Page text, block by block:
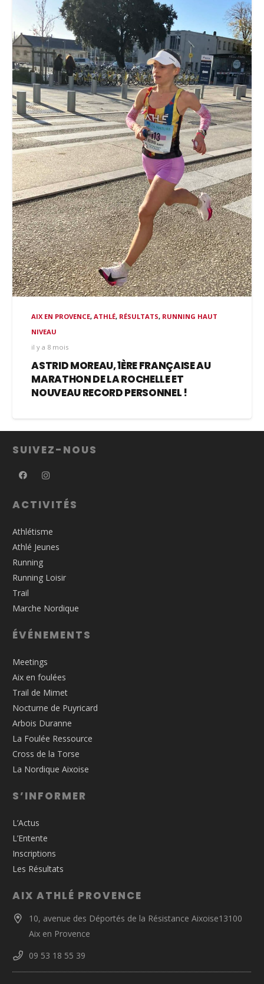
AIX EN PROVENCE,ATHLÉ, RÉSULTATS, RUNNING HAUT
NIVEAU
il y a 8 mois
ASTRID MOREAU, 1ÈRE FRANÇAISE AU
MARATHON DE LA ROCHELLE ET
NOUVEAU RECORD PERSONNEL !
SUIVEZ-NOUS
ACTIVITÉS
Athlétisme
Athlé Jeunes
Running
Running Loisir
Trail
Marche Nordique
ÉVÉNEMENTS
Meetings
Aix en foulées
Trail de Mimet
Nocturne de Puyricard
Arbois Duranne
La Foulée Ressource
Cross de la Torse
La Nordique Aixoise
S’INFORMER
L’Actus
L’Entente
Inscriptions
Les Résultats
AIX ATHLÉ PROVENCE
10, avenue des Déportés de la Résistance Aixoise13100
Aix en Provence
09 53 18 55 39